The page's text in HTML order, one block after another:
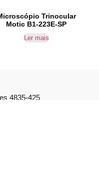
Trinocular
Motic B1-223E-SP
Ler mais
4835-425